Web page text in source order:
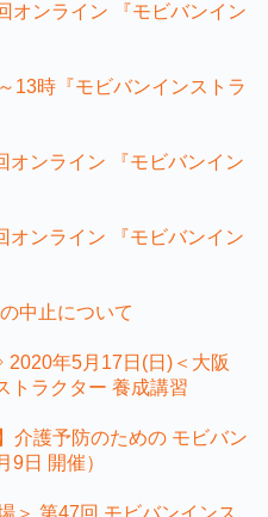
ンライン 『モビバンイン
13時『モビバンインストラ
ンライン 『モビバンイン
ンライン 『モビバンイン
中止について
2020年5月17日(日)＜大阪
トラクター 養成講習
介護予防のための モビバン
9日 開催）
＞ 第47回 モビバンインス